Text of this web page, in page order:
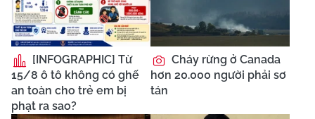
[INFOGRAPHIC] Từ
15/8 ô tô không có ghế
an toàn cho trẻ em bị
phạt ra sao?
Cháy rừng ở Canada
hơn 20.000 người phải sơ
tán